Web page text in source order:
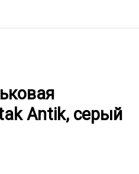
Antik, серый